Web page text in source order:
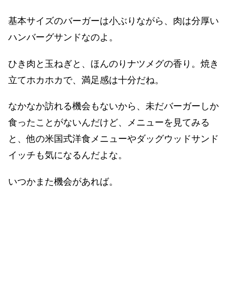
基本サイズのバーガーは小ぶりながら、肉は分厚い
ハンバーグサンドなのよ。
ひき肉と玉ねぎと、ほんのりナツメグの香り。焼き
立てホカホカで、満足感は十分だね。
なかなか訪れる機会もないから、未だバーガーしか
食ったことがないんだけど、メニューを見てみる
と、他の米国式洋食メニューやダッグウッドサンド
イッチも気になるんだよな。
いつかまた機会があれば。